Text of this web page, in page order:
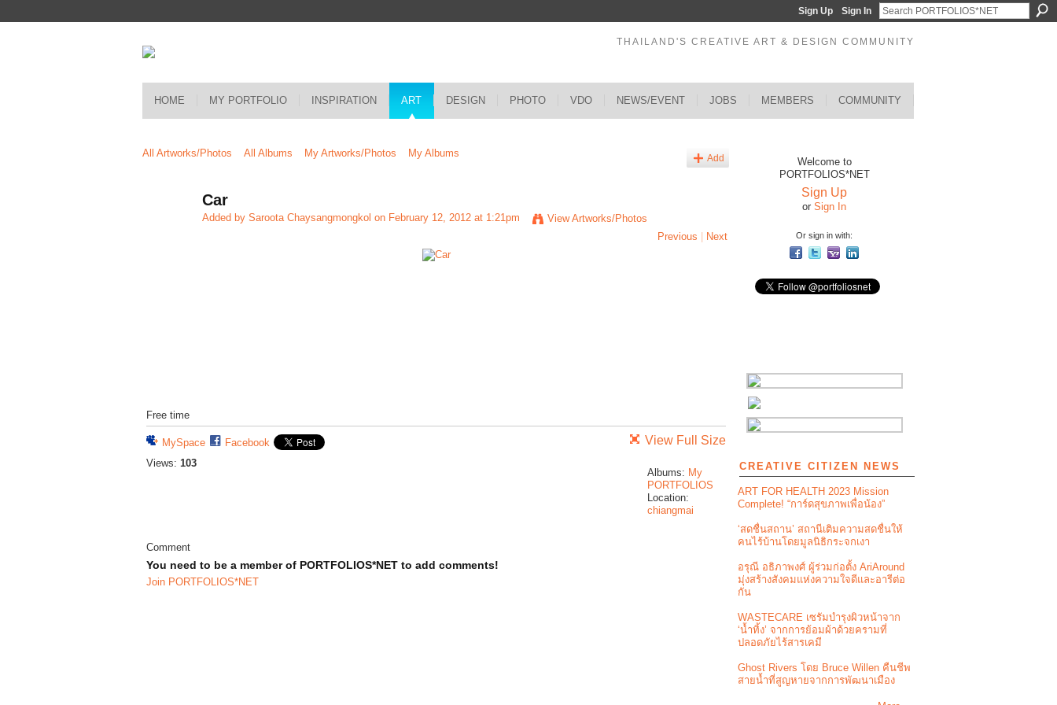
Sign Up Sign In
THAILAND'S CREATIVE ART & DESIGN COMMUNITY
HOME MY PORTFOLIO INSPIRATION ART DESIGN PHOTO VDO NEWS/EVENT JOBS MEMBERS COMMUNITY
All Artworks/Photos All Albums My Artworks/Photos My Albums Add
Car
Added by Saroota Chaysangmongkol on February 12, 2012 at 1:21pm
View Artworks/Photos
Previous
Next
Free time
MySpace
Facebook
Views: 103
View Full Size
Albums: My
PORTFOLIOS
Location:
chiangmai
Comment
You need to be a member of PORTFOLIOS*NET to add comments!
Join PORTFOLIOS*NET
Welcome to
PORTFOLIOS*NET
Sign Up
or Sign In
Or sign in with:
CREATIVE CITIZEN NEWS
ART FOR HEALTH 2023 Mission
Complete! “การ์ดสุขภาพเพื่อน้อง”
‘สดชื่นสถาน’ สถานีเติมความสดชื่นให้
คนไร้บ้านโดยมูลนิธิกระจกเงา
อรุณี อธิภาพงศ์ ผู้ร่วมก่อตั้ง AriAround
มุ่งสร้างสังคมแห่งความใจดีและอารีต่อ
กัน
WASTECARE เซรัมบำรุงผิวหน้าจาก
‘น้ำทิ้ง’ จากการย้อมผ้าด้วยครามที่
ปลอดภัยไร้สารเคมี
Ghost Rivers โดย Bruce Willen คืนชีพ
สายน้ำที่สูญหายจากการพัฒนาเมือง